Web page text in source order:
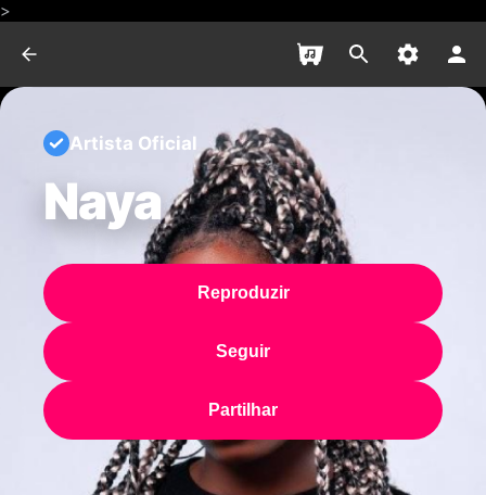
>
Artista Oficial
Naya
Reproduzir
Seguir
Partilhar